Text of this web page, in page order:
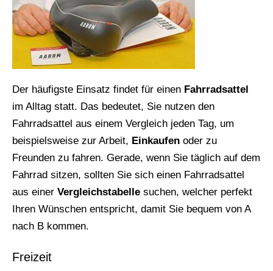
Der häufigste Einsatz findet für einen Fahrradsattel
im Alltag statt. Das bedeutet, Sie nutzen den
Fahrradsattel aus einem Vergleich jeden Tag, um
beispielsweise zur Arbeit, Einkaufen oder zu
Freunden zu fahren. Gerade, wenn Sie täglich auf dem
Fahrrad sitzen, sollten Sie sich einen Fahrradsattel
aus einer Vergleichstabelle suchen, welcher perfekt
Ihren Wünschen entspricht, damit Sie bequem von A
nach B kommen.
Freizeit